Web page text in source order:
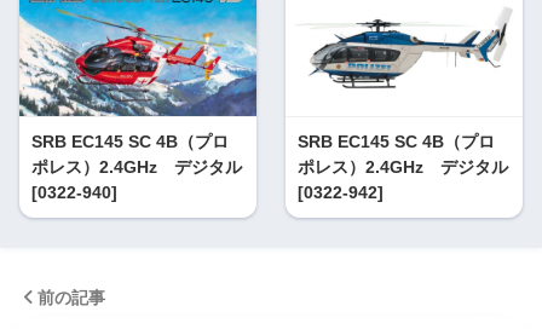
SRB EC145 SC 4B（プロ
ポレス）2.4GHz デジタル
[0322-940]
SRB EC145 SC 4B（プロ
ポレス）2.4GHz デジタル
[0322-942]
前の記事